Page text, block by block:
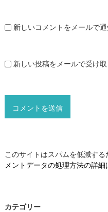
新しいコメントをメールで
新しい投稿をメールで受け取
このサイトはスパムを低減す
メントデータの処理方法の詳
カテゴリー